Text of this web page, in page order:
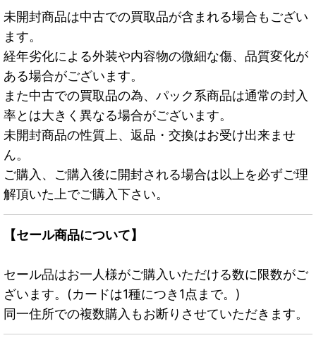
未開封商品は中古での買取品が含まれる場合もござい
ます。
経年劣化による外装や内容物の微細な傷、品質変化が
ある場合がございます。
また中古での買取品の為、パック系商品は通常の封入
率とは大きく異なる場合がございます。
未開封商品の性質上、返品・交換はお受け出来ませ
ん。
ご購入、ご購入後に開封される場合は以上を必ずご理
解頂いた上でご購入下さい。
【セール商品について】
セール品はお一人様がご購入いただける数に限数がご
ざいます。(カードは1種につき1点まで。)
同一住所での複数購入もお断りさせていただきます。